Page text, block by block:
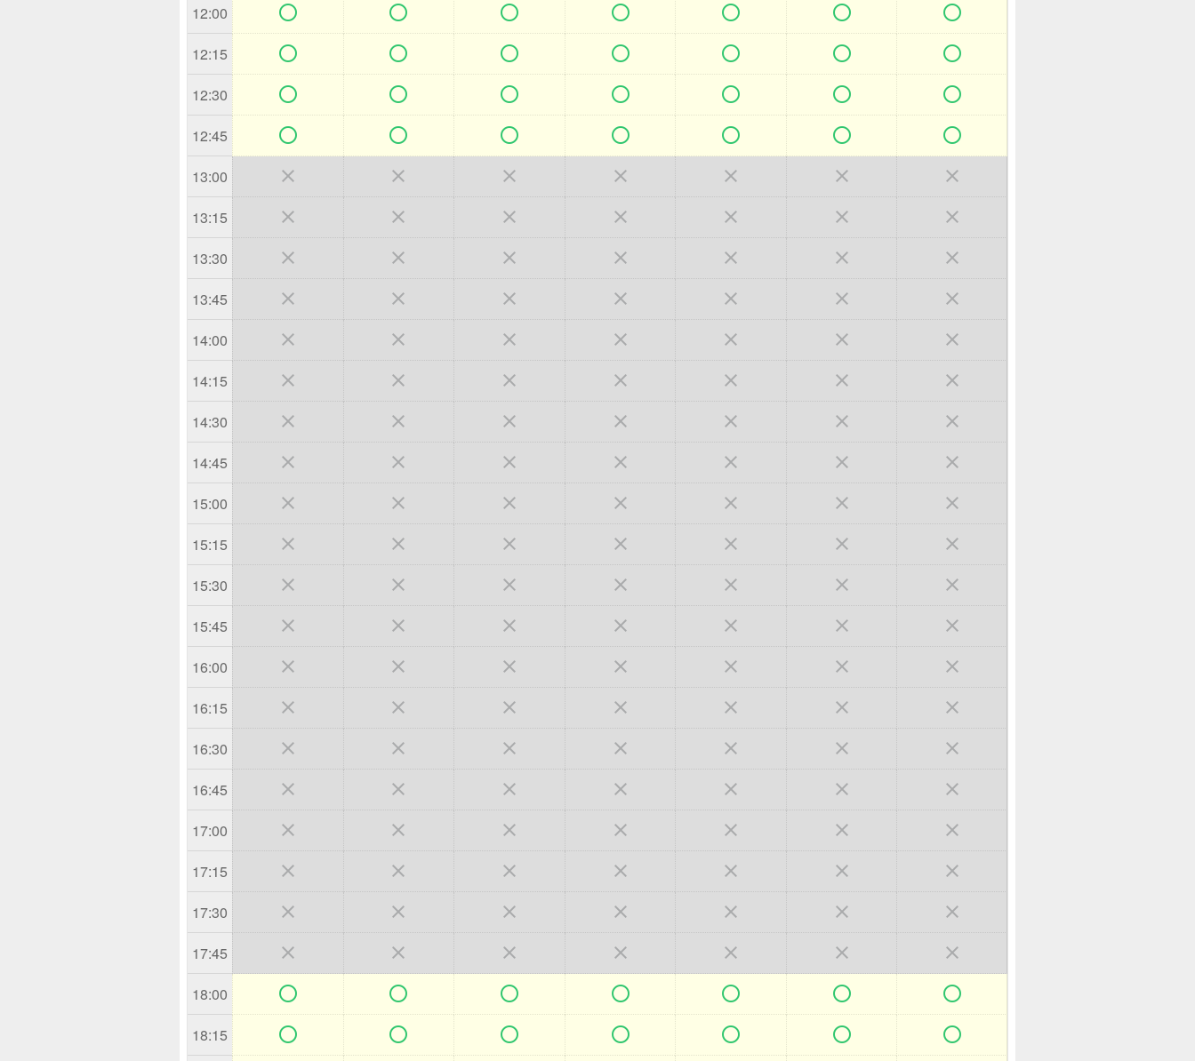
12:00       
12:15       
12:30       
12:45       
13:00       
13:15       
13:30       
13:45       
14:00       
14:15       
14:30       
14:45       
15:00       
15:15       
15:30       
15:45       
16:00       
16:15       
16:30       
16:45       
17:00       
17:15       
17:30       
17:45       
18:00       
18:15       